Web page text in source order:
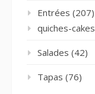
Entrées (207)
quiches-cakes
Salades (42)
Tapas (76)